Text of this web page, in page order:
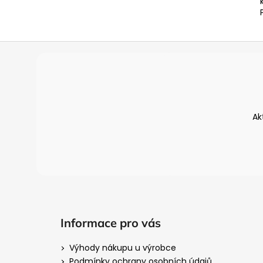
Informace pro vás
Výhody nákupu u výrobce